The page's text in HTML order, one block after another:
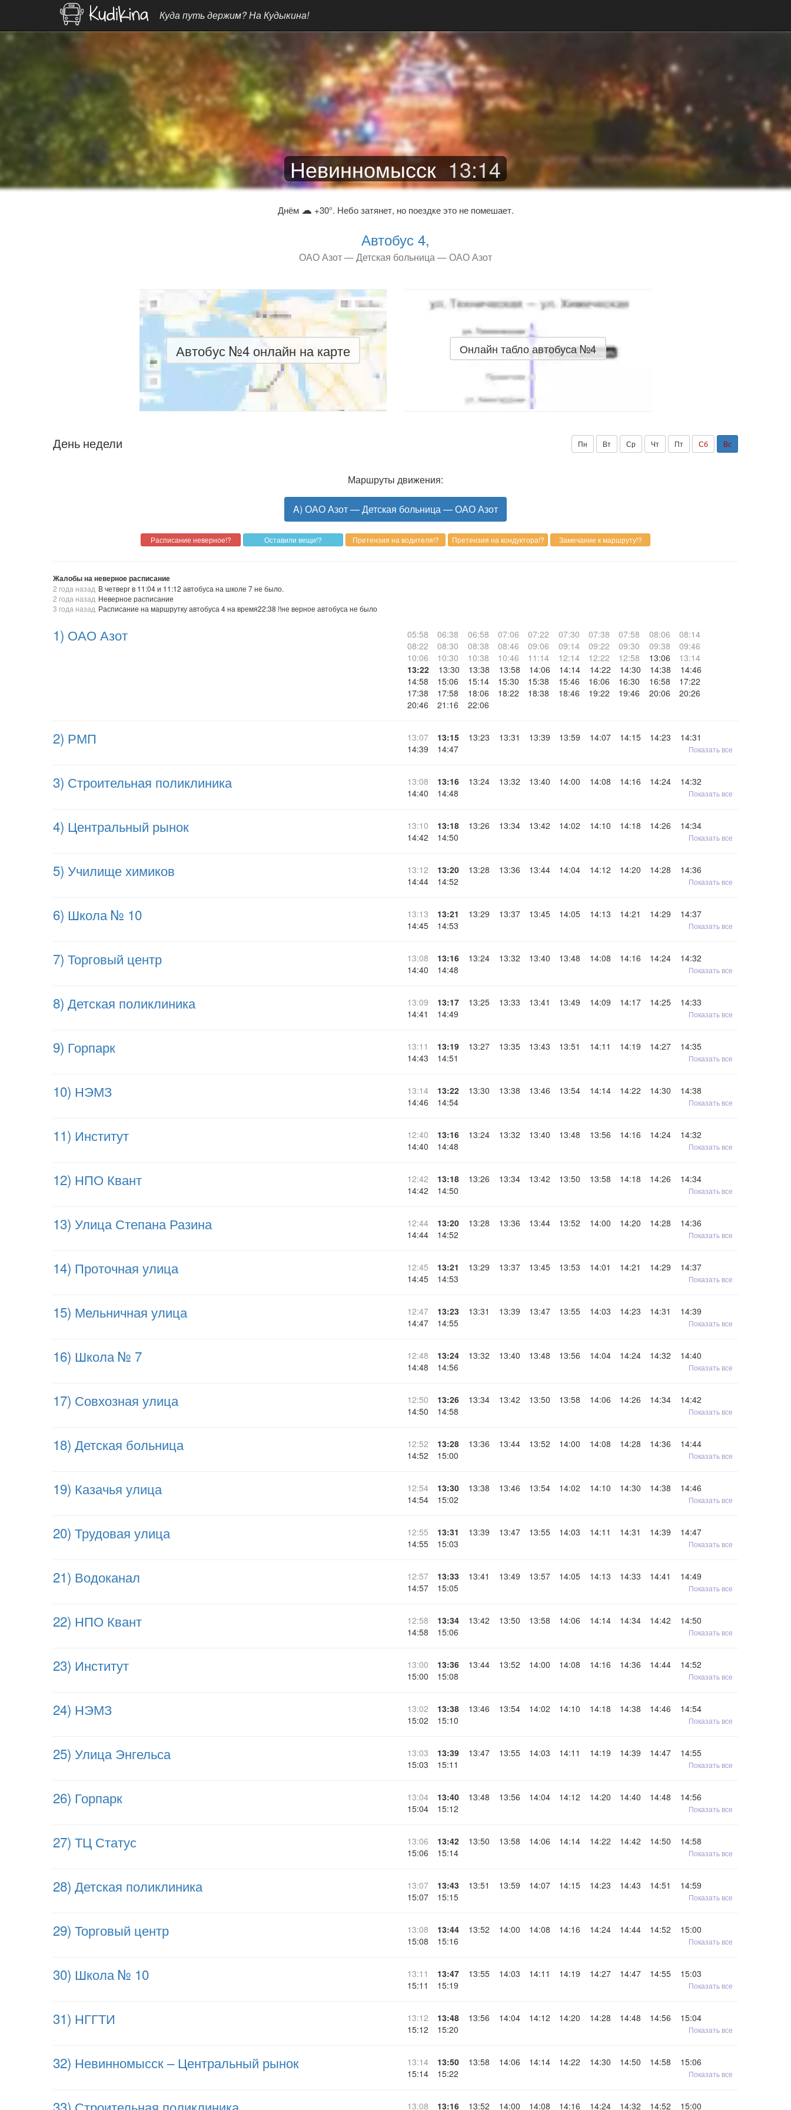
Куда путь держим? На Кудыкина!
Невинномысск 13:14
Днём ☁ +30°. Небо затянет, но поездке это не помешает.
Автобус 4,
ОАО Азот — Детская больница — ОАО Азот
Автобус №4 онлайн на карте Онлайн табло автобуса №4
День недели Пн Вт Ср Чт Пт Сб Вс
Маршруты движения:
A) ОАО Азот — Детская больница — ОАО Азот
Жалобы на неверное расписание
2 года назад В четверг в 11:04 и 11:12 автобуса на школе 7 не было.
2 года назад Неверное расписание
3 года назад Расписание на маршрутку автобуса 4 на время22:38 !!не верное автобуса не было
1) ОАО Азот 05:58 06:38 06:58 07:06 07:22 07:30 07:38 07:58 08:06
08:14
08:22
08:30 08:38 08:46 09:06 09:14 09:22 09:30 09:38
09:46
10:06
10:30 10:38 10:46 11:14 12:14 12:22 12:58 13:06
13:14
13:22
13:30 13:38 13:58 14:06 14:14 14:22 14:30 14:38
14:46
14:58
15:06 15:14 15:30 15:38 15:46 16:06 16:30 16:58
17:22
17:38
17:58 18:06 18:22 18:38 18:46 19:22 19:46 20:06
20:26
20:46
21:16 22:06
2) РМП 13:07 13:15 13:23 13:31 13:39 13:59 14:07 14:15 14:23
14:31
14:39
14:47 Показать все
3) Строительная поликлиника 13:08 13:16 13:24 13:32 13:40 14:00 14:08 14:16 14:24
14:32
14:40
14:48 Показать все
4) Центральный рынок 13:10 13:18 13:26 13:34 13:42 14:02 14:10 14:18 14:26
14:34
14:42
14:50 Показать все
5) Училище химиков 13:12 13:20 13:28 13:36 13:44 14:04 14:12 14:20 14:28
14:36
14:44
14:52 Показать все
6) Школа № 10 13:13 13:21 13:29 13:37 13:45 14:05 14:13 14:21 14:29
14:37
14:45
14:53 Показать все
7) Торговый центр 13:08 13:16 13:24 13:32 13:40 13:48 14:08 14:16 14:24
14:32
14:40
14:48 Показать все
8) Детская поликлиника 13:09 13:17 13:25 13:33 13:41 13:49 14:09 14:17 14:25
14:33
14:41
14:49 Показать все
9) Горпарк 13:11 13:19 13:27 13:35 13:43 13:51 14:11 14:19 14:27
14:35
14:43
14:51 Показать все
10) НЭМЗ 13:14 13:22 13:30 13:38 13:46 13:54 14:14 14:22 14:30
14:38
14:46
14:54 Показать все
11) Институт 12:40 13:16 13:24 13:32 13:40 13:48 13:56 14:16 14:24
14:32
14:40
14:48 Показать все
12) НПО Квант 12:42 13:18 13:26 13:34 13:42 13:50 13:58 14:18 14:26
14:34
14:42
14:50 Показать все
13) Улица Степана Разина 12:44 13:20 13:28 13:36 13:44 13:52 14:00 14:20 14:28
14:36
14:44
14:52 Показать все
14) Проточная улица 12:45 13:21 13:29 13:37 13:45 13:53 14:01 14:21 14:29
14:37
14:45
14:53 Показать все
15) Мельничная улица 12:47 13:23 13:31 13:39 13:47 13:55 14:03 14:23 14:31
14:39
14:47
14:55 Показать все
16) Школа № 7 12:48 13:24 13:32 13:40 13:48 13:56 14:04 14:24 14:32
14:40
14:48
14:56 Показать все
17) Совхозная улица 12:50 13:26 13:34 13:42 13:50 13:58 14:06 14:26 14:34
14:42
14:50
14:58 Показать все
18) Детская больница 12:52 13:28 13:36 13:44 13:52 14:00 14:08 14:28 14:36
14:44
14:52
15:00 Показать все
19) Казачья улица 12:54 13:30 13:38 13:46 13:54 14:02 14:10 14:30 14:38
14:46
14:54
15:02 Показать все
20) Трудовая улица 12:55 13:31 13:39 13:47 13:55 14:03 14:11 14:31 14:39
14:47
14:55
15:03 Показать все
21) Водоканал 12:57 13:33 13:41 13:49 13:57 14:05 14:13 14:33 14:41
14:49
14:57
15:05 Показать все
22) НПО Квант 12:58 13:34 13:42 13:50 13:58 14:06 14:14 14:34 14:42
14:50
14:58
15:06 Показать все
23) Институт 13:00 13:36 13:44 13:52 14:00 14:08 14:16 14:36 14:44
14:52
15:00
15:08 Показать все
24) НЭМЗ 13:02 13:38 13:46 13:54 14:02 14:10 14:18 14:38 14:46
14:54
15:02
15:10 Показать все
25) Улица Энгельса 13:03 13:39 13:47 13:55 14:03 14:11 14:19 14:39 14:47
14:55
15:03
15:11 Показать все
26) Горпарк 13:04 13:40 13:48 13:56 14:04 14:12 14:20 14:40 14:48
14:56
15:04
15:12 Показать все
27) ТЦ Статус 13:06 13:42 13:50 13:58 14:06 14:14 14:22 14:42 14:50
14:58
15:06
15:14 Показать все
28) Детская поликлиника 13:07 13:43 13:51 13:59 14:07 14:15 14:23 14:43 14:51
14:59
15:07
15:15 Показать все
29) Торговый центр 13:08 13:44 13:52 14:00 14:08 14:16 14:24 14:44 14:52
15:00
15:08
15:16 Показать все
30) Школа № 10 13:11 13:47 13:55 14:03 14:11 14:19 14:27 14:47 14:55
15:03
15:11
15:19 Показать все
31) НГГТИ 13:12 13:48 13:56 14:04 14:12 14:20 14:28 14:48 14:56
15:04
15:12
15:20 Показать все
32) Невинномысск – Центральный рынок 13:14 13:50 13:58 14:06 14:14 14:22 14:30 14:50 14:58
15:06
15:14
15:22 Показать все
13:08 13:16 13:52 14:00 14:08 14:16 14:24 14:32 14:52 15:00